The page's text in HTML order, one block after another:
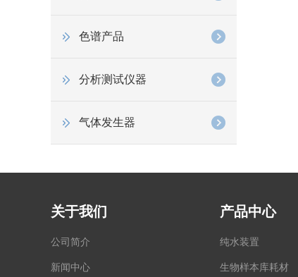
色谱产品
分析测试仪器
气体发生器
关于我们
公司简介
新闻中心
产品中心
纯水装置
生物样本库耗材